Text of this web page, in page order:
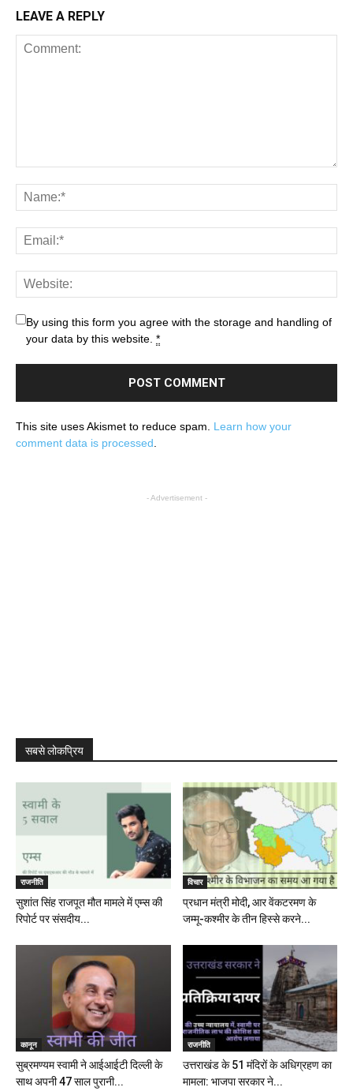
LEAVE A REPLY
By using this form you agree with the storage and handling of
your data by this website. *
This site uses Akismet to reduce spam. Learn how your
comment data is processed
- Advertisement -
सबसे लोकप्रिय
राजनीति
सुशांत सिंह राजपूत मौत मामले में एम्स की
रिपोर्ट पर संसदीय...
विचार
प्रधान मंत्री मोदी, आर वेंकटरमण के
जम्मू-कश्मीर के तीन हिस्से करने...
कानून
सुब्रमण्यम स्वामी ने आईआईटी दिल्ली के
साथ अपनी 47 साल पुरानी...
राजनीति
उत्तराखंड के 51 मंदिरों के अधिग्रहण का
मामला: भाजपा सरकार ने...